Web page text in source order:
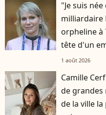
"Je suis
milliardaire
orpheline à
tête d'un
1 août 2026
Camille
de grandes
de la ville